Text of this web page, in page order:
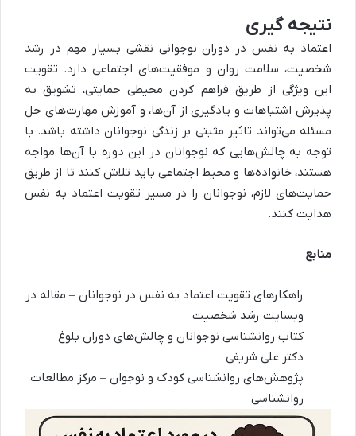
نتیجه گیری
اعتماد به نفس در دوران نوجوانی نقشی بسیار مهم در رشد
شخصیت، سلامت روان و موفقیت‌های اجتماعی دارد. تقویت
این ویژگی از طریق فراهم کردن محیطی حمایتی، تشویق به
پذیرش اشتباهات و یادگیری از آن‌ها، و آموزش مهارت‌های حل
مسئله می‌تواند تاثیر مثبتی بر زندگی نوجوانان داشته باشد. با
توجه به چالش‌هایی که نوجوانان در این دوره با آن‌ها مواجه
هستند، خانواده‌ها و محیط اجتماعی باید تلاش کنند تا از طریق
حمایت‌های لازم، نوجوانان را در مسیر تقویت اعتماد به نفس
هدایت کنند.
منابع
راهکارهای تقویت اعتماد به نفس در نوجوانان – مقاله در
وبسایت رشد شخصیت
کتاب روانشناسی نوجوانان و چالش‌های دوران بلوغ –
دکتر علی شریفی
پژوهش‌های روانشناسی کودک و نوجوان – مرکز مطالعات
روانشناسی